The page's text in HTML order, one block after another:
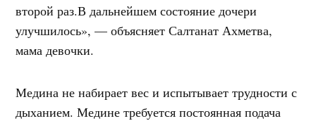
второй раз.В дальнейшем состояние дочери
улучшилось», — объясняет Салтанат Ахметва,
мама девочки.
Медина не набирает вес и испытывает трудности с
дыханием. Медине требуется постоянная подача